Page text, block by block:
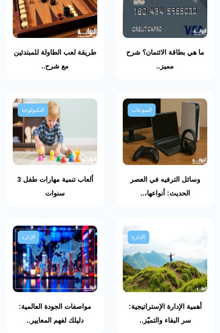
ما هي بطاقة الائتمان؟ شرح
مميز..
طريقة لعب الطاولة للمبتدئين
مع شرح..
المنوعات
وسائل الترفيه في العصر
الحديث: أنواعها،..
التكنولوجيا
ألعاب تنمية مهارات طفل 3
سنوات
الإدارة
أهمية الإدارة الإستراتيجية:
سر البقاء والتميّز..
الإدارة
مواصفات الجودة العالمية:
دليلك لفهم المعايير..